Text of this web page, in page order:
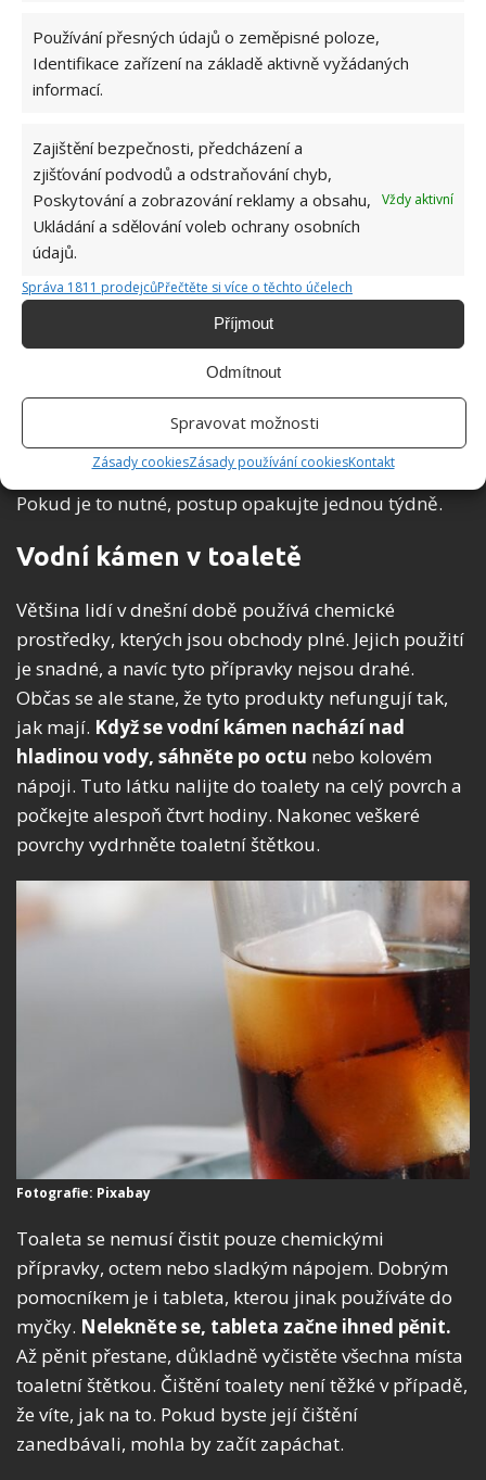
Používání přesných údajů o zeměpisné poloze,
Identifikace zařízení na základě aktivně vyžádaných
informací.
Zajištění bezpečnosti, předcházení a
zjišťování podvodů a odstraňování chyb,
Poskytování a zobrazování reklamy a obsahu,
Ukládání a sdělování voleb ochrany osobních
údajů.
Vždy aktivní
Správa 1811 prodejcůPřečtěte si více o těchto účelech
Příjmout
Odmítnout
Spravovat možnosti
Zásady cookiesZásady používání cookiesKontakt
Fotografie: Pixabay
Zkuste se podívat po vaší kuchyni nebo ve spíži, zda
se v ní nenachází ocet nebo citronová šťáva.
Navlhčete ubrousek octem nebo citronovou šťávou a
položte ho na místo, kde je vodní kámen.
zasaženém místě nechte ubrousky působit přes
noc.Následující den je potřeba ubrousky sundat a
vyhodit. Místo, na kterém byly, opláchněte vodou.
Pokud je to nutné, postup opakujte jednou týdně.
Vodní kámen v toaletě
Většina lidí v dnešní době používá chemické
prostředky, kterých jsou obchody plné. Jejich použití
je snadné, a navíc tyto přípravky nejsou drahé.
Občas se ale stane, že tyto produkty nefungují tak,
jak mají. Když se vodní kámen nachází nad
hladinou vody, sáhněte po octu nebo kolovém
nápoji. Tuto látku nalijte do toalety na celý povrch a
počkejte alespoň čtvrt hodiny. Nakonec veškeré
povrchy vydrhněte toaletní štětkou.
Fotografie: Pixabay
Toaleta se nemusí čistit pouze chemickými
přípravky, octem nebo sladkým nápojem. Dobrým
pomocníkem je i tableta, kterou jinak používáte do
myčky. Nelekněte se, tableta začne ihned pěnit.
Až pěnit přestane, důkladně vyčistěte všechna místa
toaletní štětkou. Čištění toalety není těžké v případě,
že víte, jak na to. Pokud byste její čištění
zanedbávali, mohla by začít zapáchat.